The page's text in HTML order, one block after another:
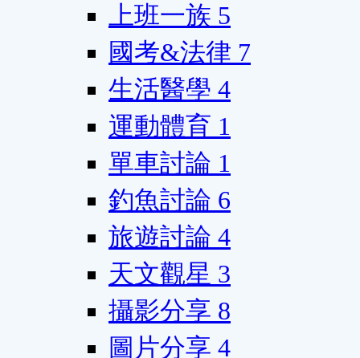
上班一族 5
國考&法律 7
生活醫學 4
運動體育 1
單車討論 1
釣魚討論 6
旅遊討論 4
天文觀星 3
攝影分享 8
圖片分享 4